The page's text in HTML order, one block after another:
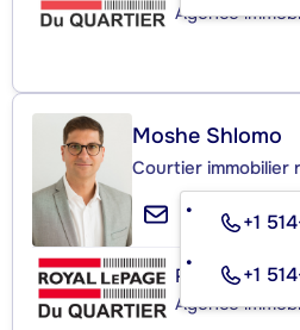
Agence
Moshe Shlomo
Courtier immobilier
+1
+1
ROYAL
Agence